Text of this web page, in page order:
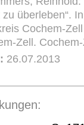
zu überleben“.
Cochem-
Zell.
26.07.2013